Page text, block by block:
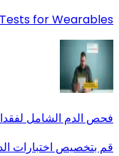
for Wearables
فحص الدم الشامل
قم بتخصيص اختبارات